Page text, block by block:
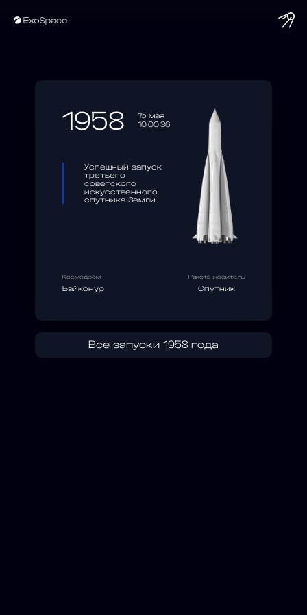
1958
15 мая
10:00:36
Успешный запуск
третьего
советского
искусственного
спутника Земли
Космодром
Байконур
Ракета-носитель
Спутник
Все запуски 1958 года